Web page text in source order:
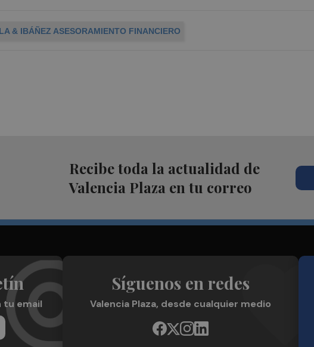
& IBÁÑEZ ASESORAMIENTO FINANCIERO
Recibe toda la actualidad de
Valencia Plaza en tu correo
tu email
Síguenos en redes
Valencia Plaza, desde cualquier medio